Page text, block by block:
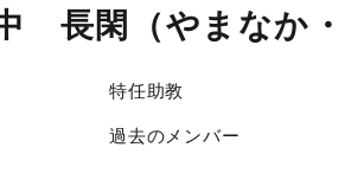
長閑（やまなか・
特任助教
過去のメンバー